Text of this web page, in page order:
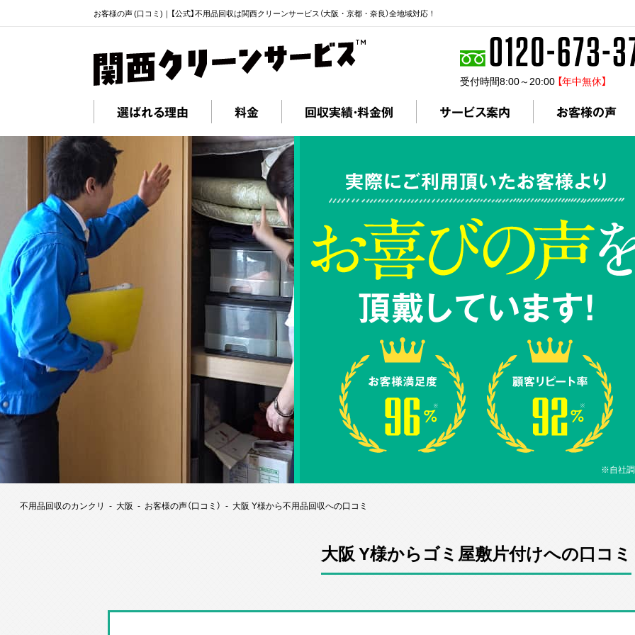
お客様の声 (口コミ)｜【公式】不用品回収は関西クリーンサービス（大阪・京都・奈良）全地域対応！
受付時間8:00～20:00 【年中無休】
選ばれる理由 料金 回収実績・料金例 サービス案内 お客様の声
実際にご利用頂いたお客様より
頂戴しています!
※自社
不用品回収のカンクリ 大阪 お客様の声（口コミ） 大阪 Y様から不用品回収への口コミ
大阪 Y様からゴミ屋敷片付けへの口コミ